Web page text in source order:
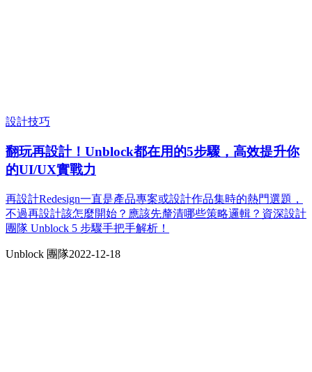
設計技巧
翻玩再設計！Unblock都在用的5步驟，高效提升你
的UI/UX實戰力
再設計Redesign一直是產品專案或設計作品集時的熱門選題，
不過再設計該怎麼開始？應該先釐清哪些策略邏輯？資深設計
團隊 Unblock 5 步驟手把手解析！
Unblock 團隊2022-12-18